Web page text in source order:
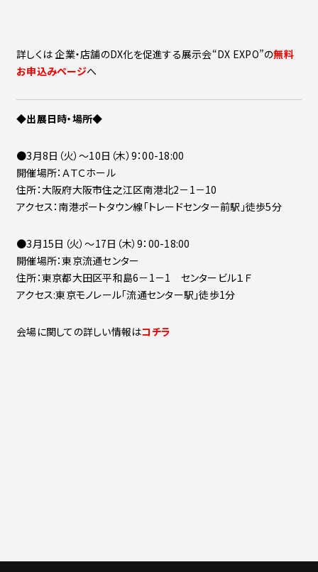
詳しくは 企業・店舗のDX化を促進する展示会“DX EXPO”の無料
お申込みページへ
◆出展日時・場所◆
●3月8日（火）～10日（木）9：00-18:00
開催場所：ＡＴＣホール
住所：大阪府大阪市住之江区南港北2－1－10
アクセス：南港ポートタウン線「トレードセンター前駅」徒歩5分
●3月15日（火）～17日（木）9：00-18:00
開催場所：東京流通センター
住所：東京都大田区平和島6－1－1 センタービル１Ｆ
アクセス:東京モノレール「流通センター駅」徒歩1分
会場に関しての詳しい情報はコチラ